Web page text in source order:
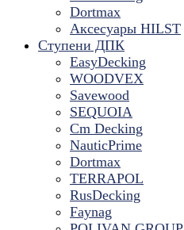
Dortmax
Аксесуары HILST
Ступени ДПК
EasyDecking
WOODVEX
Savewood
SEQUOIA
Cm Decking
NauticPrime
Dortmax
TERRAPOL
RusDecking
Faynag